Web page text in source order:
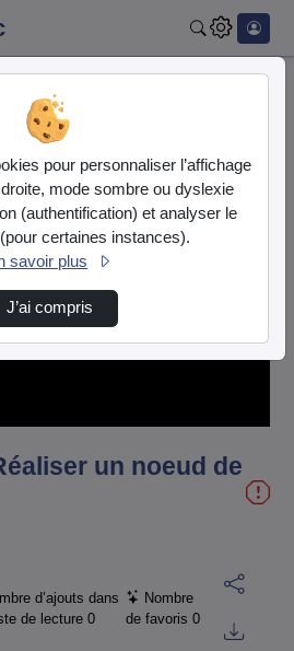
noeud de 8.mp4
Lire
vidéo
un noeud de
d’ajouts dans
de lecture 0
Nombre
de favoris0
pour personnaliser l’affichage
mode sombre ou dyslexie
(authentification) et analyser le
certaines instances).
savoir plus
J’ai compris